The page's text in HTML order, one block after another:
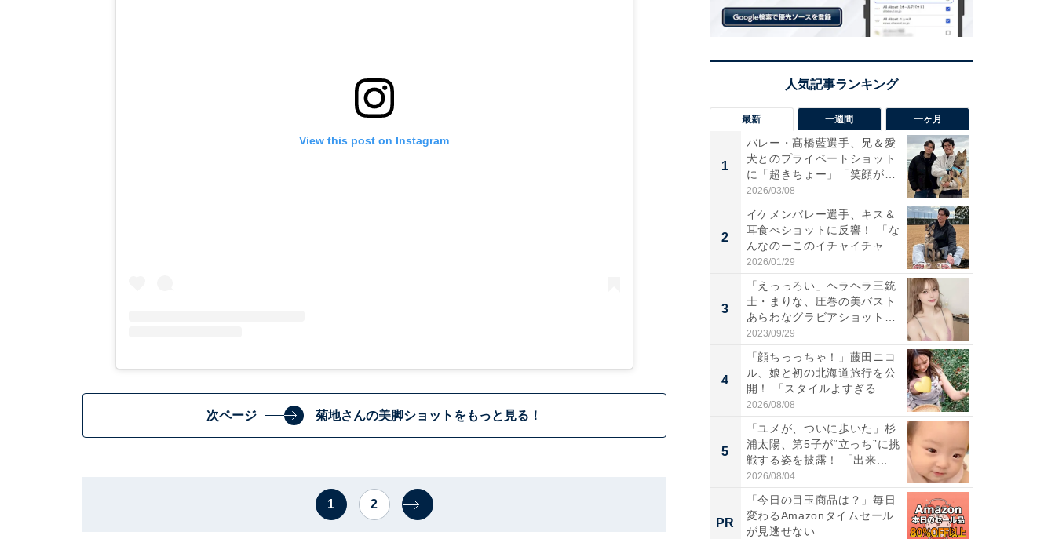
View this post on Instagram
次ページ 菊地さんの美脚ショットをもっと見る！
1 2
最新 一週間 一ヶ月
1
バレー・髙橋藍選手、兄＆愛
犬とのプライベートショット
に「超きちょー」「笑顔が見
れ...
2026/03/08
2
イケメンバレー選手、キス＆
耳食べショットに反響！ 「な
んなのーこのイチャイチャ
感...
2026/01/29
3
「えっっろい」ヘラヘラ三銃
士・まりな、圧巻の美バスト
あらわなグラビアショット公
開...
2023/09/29
4
「顔ちっっちゃ！」藤田ニコ
ル、娘と初の北海道旅行を公
開！ 「スタイルよすぎる
よ〜...
2026/08/08
5
「ユメが、ついに歩いた」杉
浦太陽、第5子が“立っち”に挑
戦する姿を披露！ 「出来...
2026/08/04
PR
「今日の目玉商品は？」毎日
変わるAmazonタイムセール
が見逃せない